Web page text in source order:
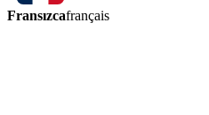
Fransızcafrançais